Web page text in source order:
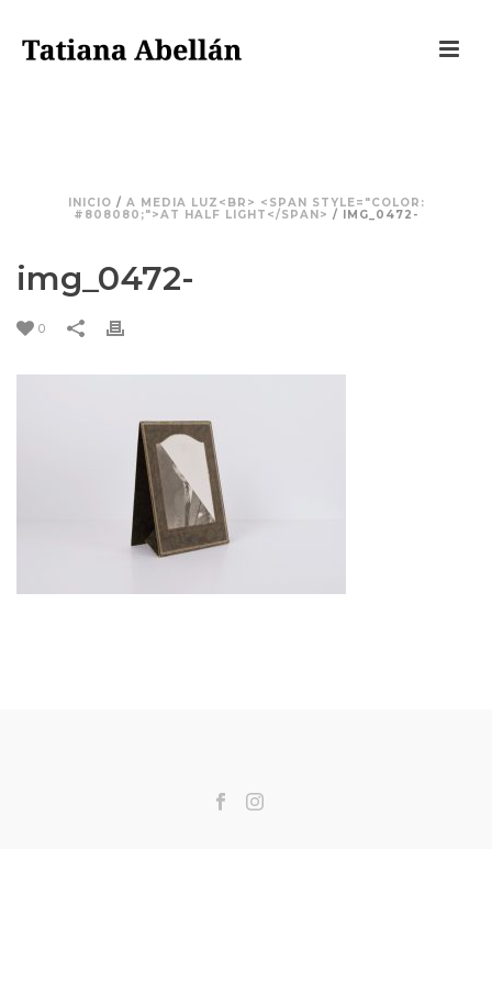
INICIO / A MEDIA LUZ<BR> <SPAN STYLE="COLOR:
#808080;">AT HALF LIGHT</SPAN> / IMG_0472-
img_0472-
0